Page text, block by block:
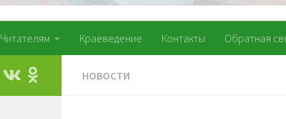
Читателям Краеведение Контакты Обратная
НОВОСТИ